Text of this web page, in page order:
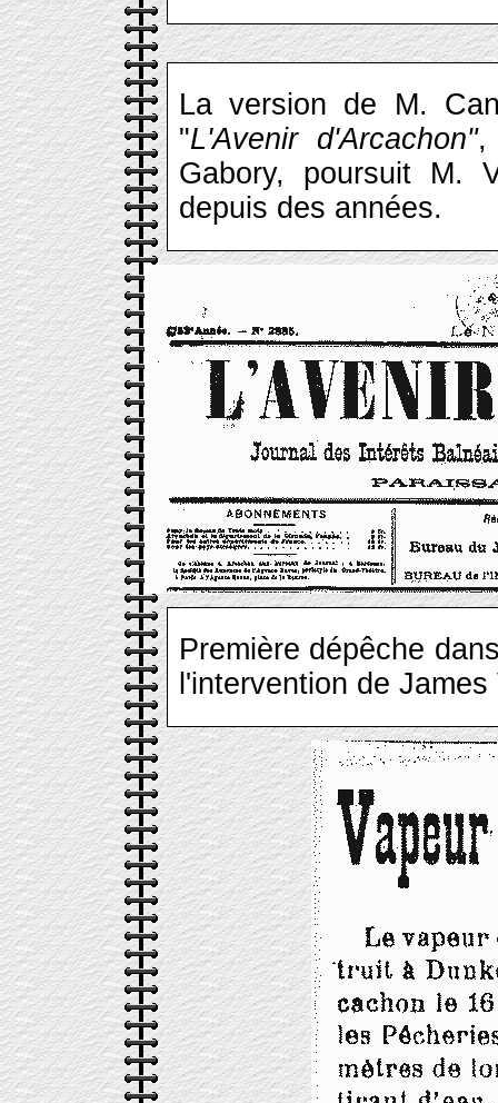
La version de M.
"L'Avenir d'Arcachon",
Gabory, poursuit M.
depuis des années.
Première dépêche
l'intervention de